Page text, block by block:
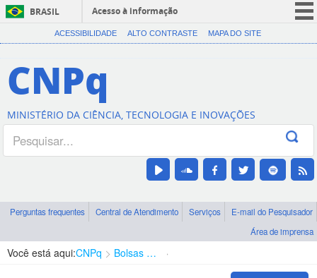
BRASIL
Acesso à informação
CORONAVÍRUS (COVID-19)
Canais
ACESSIBILIDADE ALTO CONTRASTE MAPA DO SITE
CNPq
MINISTÉRIO DA CIÊNCIA, TECNOLOGIA E INOVAÇÕES
Perguntas frequentes Central de Atendimento Serviços
E-mail do Pesquisador
Área de imprensa
Você está aqui:CNPq Bolsas e Auxílios Vigentes